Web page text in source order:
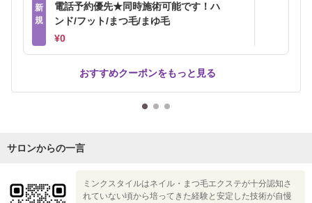
新
規
電話予約優先★同時施術可能です！ハ
ンド/フット/まつ毛/まゆ毛
¥0
おすすめクーポンをもっと見る
サロンからの一言
ミンクスタイルはネイル・まつ毛エクステが十分認知さ
れていない頃から培ってきた経験と安定した技術が自慢